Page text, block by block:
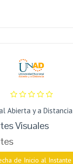
Abierta y a Distancia
Visuales
de Inicio al Instante